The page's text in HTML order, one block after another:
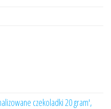
czekoladki 20 gram',